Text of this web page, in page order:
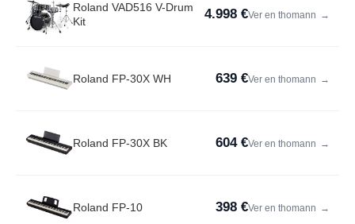
Roland VAD516 V-Drum
Kit
4.998 €Ver en thomann →
Roland FP-30X WH 639 €Ver en thomann →
Roland FP-30X BK 604 €Ver en thomann →
Roland FP-10 398 €Ver en thomann →